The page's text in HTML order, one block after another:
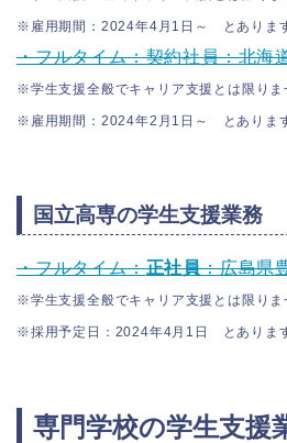
※雇用期間：2024年4月1日～ とありま
・フルタイム：契約社員：北海
※学生支援全般でキャリア支援とは限りま
※雇用期間：2024年2月1日～ とありま
国立高専の学生支援業務
・フルタイム：正社員：広島県
※学生支援全般でキャリア支援とは限りま
※採用予定日：2024年4月1日 とありま
専門学校の学生支援